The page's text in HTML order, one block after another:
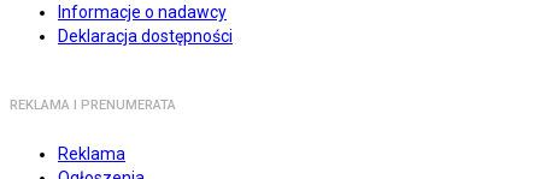
Informacje o nadawcy
Deklaracja dostępności
REKLAMA I PRENUMERATA
Reklama